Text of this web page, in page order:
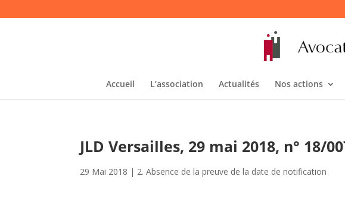
Accueil L’association Actualités Nos actions
JLD Versailles, 29 mai 2018, n° 18/
29 Mai 2018 | 2. Absence de la preuve de la date de notification